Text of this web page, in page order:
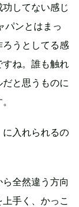
してない感じ
パンとはまっ
うとしてる感
すね。誰も触れ
と思うものに
入れられるの
全然違う方向
手く、かっこ